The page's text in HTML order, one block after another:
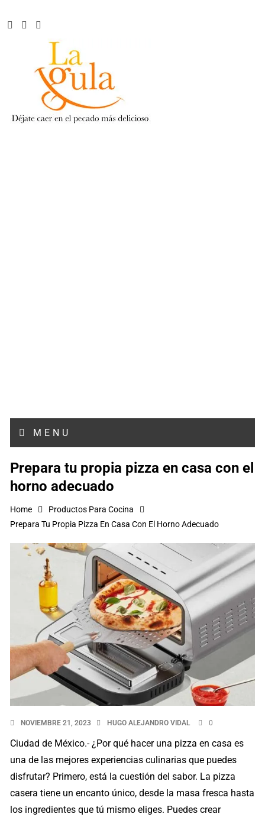
MENU
Prepara tu propia pizza en casa con el
horno adecuado
Home
Productos Para Cocina
Prepara Tu Propia Pizza En Casa Con El Horno Adecuado
NOVIEMBRE 21, 2023 HUGO ALEJANDRO VIDAL 0
Ciudad de México.- ¿Por qué hacer una pizza en casa es
una de las mejores experiencias culinarias que puedes
disfrutar? Primero, está la cuestión del sabor. La pizza
casera tiene un encanto único, desde la masa fresca hasta
los ingredientes que tú mismo eliges. Puedes crear